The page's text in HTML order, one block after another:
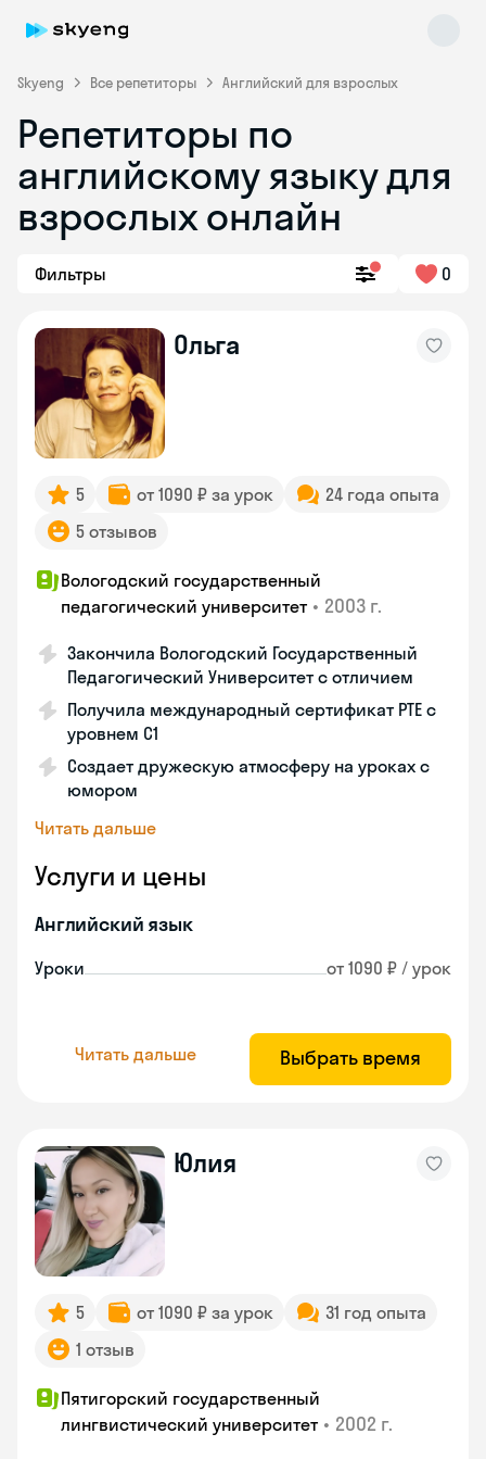
Skyeng Все репетиторы Английский для взрослых
Репетиторы по
английскому языку для
взрослых онлайн
Фильтры 0
Ольга
5 от 1090 ₽ за урок
24 года опыта
5 отзывов
Вологодский государственный
педагогический университет • 2003 г.
Закончила Вологодский Государственный
Педагогический Университет с отличием
Получила международный сертификат PTE с
уровнем C1
Создает дружескую атмосферу на уроках с
юмором
Читать дальше
Услуги и цены
Английский язык
Уроки от 1090 ₽ / урок
Читать дальше Выбрать время
Юлия
5 от 1090 ₽ за урок
31 год опыта
1 отзыв
Пятигорский государственный
лингвистический университет • 2002 г.
Skyeng Chat